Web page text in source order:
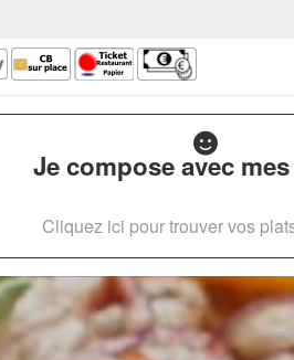
Je compose avec
Cliquez ici pour trouver vos